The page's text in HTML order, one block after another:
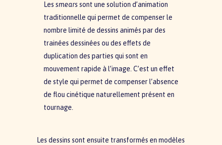
Les smears sont une solution d’animation
traditionnelle qui permet de compenser le
nombre limité de dessins animés par des
trainées dessinées ou des effets de
duplication des parties qui sont en
mouvement rapide à l’image. C’est un effet
de style qui permet de compenser l’absence
de flou cinétique naturellement présent en
tournage.
Les dessins sont ensuite transformés en modèles